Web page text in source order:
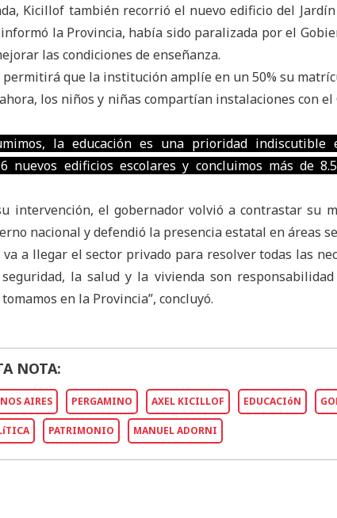
Kicillof también recorrió el nuevo edificio del
la Provincia, había sido paralizada por el
las condiciones de enseñanza.
permitirá que la institución amplíe en un 50% su
los niños y niñas compartían instalaciones con
la educación es una prioridad indiscutible
nuevos edificios escolares y concluimos más de
intervención, el gobernador volvió a contrastar su
nacional y defendió la presencia estatal en áreas
va a llegar el sector privado para resolver todas las
la salud y la vivienda son
en la Provincia”, concluyó.
NOTA:
AIRES PERGAMINO AXEL KICILLOF EDUCACIóN
PATRIMONIO MANUEL ADORNI